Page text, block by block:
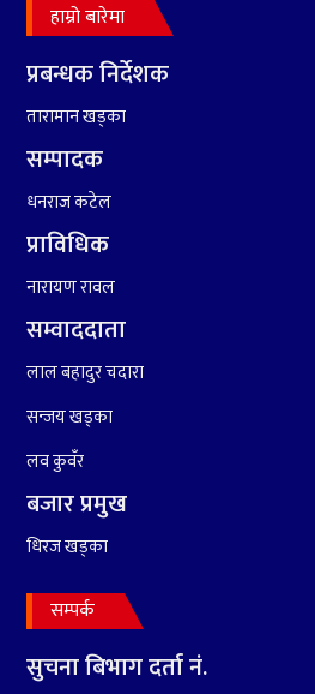
हामी पनि त
हाम्रो बारेमा
प्रबन्धक निर्देशक
तारामान खड्का
सम्पादक
धनराज कटेल
प्राविधिक
नारायण रावल
सम्वाददाता
लाल बहादुर चदारा
सन्जय खड्का
लव कुवँर
बजार प्रमुख
धिरज खड्का
सम्पर्क
सुचना बिभाग दर्ता नं.